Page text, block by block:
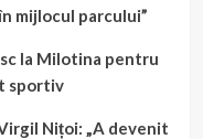
mijlocul parcului”
la Milotina pentru
sportiv
Nițoi: „A devenit